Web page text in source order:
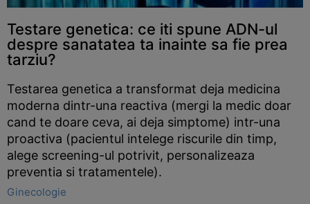
Testare genetica: ce iti spune ADN-ul
despre sanatatea ta inainte sa fie prea
tarziu?
Testarea genetica a transformat deja medicina
moderna dintr-una reactiva (mergi la medic doar
cand te doare ceva, ai deja simptome) intr-una
proactiva (pacientul intelege riscurile din timp,
alege screening-ul potrivit, personalizeaza
preventia si tratamentele).
Ginecologie